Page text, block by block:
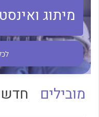
מיתוג
מובילים